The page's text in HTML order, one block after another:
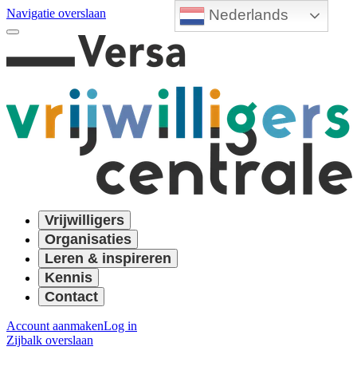
Nederlands
Navigatie overslaan
Vrijwilligers
Organisaties
Leren & inspireren
Kennis
Contact
Account aanmakenLog in
Zijbalk overslaan